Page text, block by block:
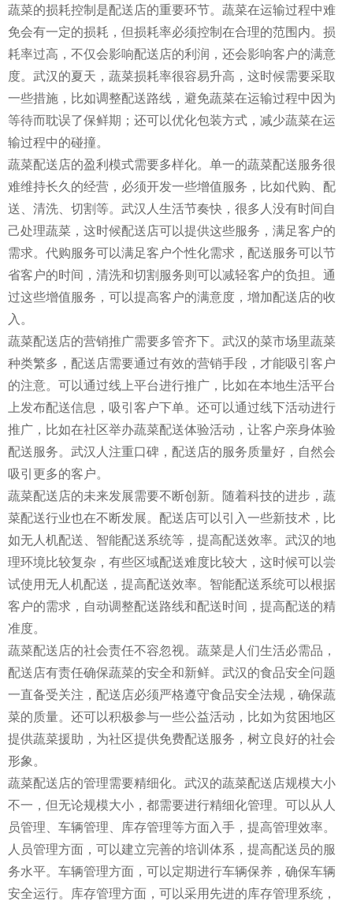
蔬菜的损耗控制是配送店的重要环节。蔬菜在运输过程中难
免会有一定的损耗，但损耗率必须控制在合理的范围内。损
耗率过高，不仅会影响配送店的利润，还会影响客户的满意
度。武汉的夏天，蔬菜损耗率很容易升高，这时候需要采取
一些措施，比如调整配送路线，避免蔬菜在运输过程中因为
等待而耽误了保鲜期；还可以优化包装方式，减少蔬菜在运
输过程中的碰撞。
蔬菜配送店的盈利模式需要多样化。单一的蔬菜配送服务很
难维持长久的经营，必须开发一些增值服务，比如代购、配
送、清洗、切割等。武汉人生活节奏快，很多人没有时间自
己处理蔬菜，这时候配送店可以提供这些服务，满足客户的
需求。代购服务可以满足客户个性化需求，配送服务可以节
省客户的时间，清洗和切割服务则可以减轻客户的负担。通
过这些增值服务，可以提高客户的满意度，增加配送店的收
入。
蔬菜配送店的营销推广需要多管齐下。武汉的菜市场里蔬菜
种类繁多，配送店需要通过有效的营销手段，才能吸引客户
的注意。可以通过线上平台进行推广，比如在本地生活平台
上发布配送信息，吸引客户下单。还可以通过线下活动进行
推广，比如在社区举办蔬菜配送体验活动，让客户亲身体验
配送服务。武汉人注重口碑，配送店的服务质量好，自然会
吸引更多的客户。
蔬菜配送店的未来发展需要不断创新。随着科技的进步，蔬
菜配送行业也在不断发展。配送店可以引入一些新技术，比
如无人机配送、智能配送系统等，提高配送效率。武汉的地
理环境比较复杂，有些区域配送难度比较大，这时候可以尝
试使用无人机配送，提高配送效率。智能配送系统可以根据
客户的需求，自动调整配送路线和配送时间，提高配送的精
准度。
蔬菜配送店的社会责任不容忽视。蔬菜是人们生活必需品，
配送店有责任确保蔬菜的安全和新鲜。武汉的食品安全问题
一直备受关注，配送店必须严格遵守食品安全法规，确保蔬
菜的质量。还可以积极参与一些公益活动，比如为贫困地区
提供蔬菜援助，为社区提供免费配送服务，树立良好的社会
形象。
蔬菜配送店的管理需要精细化。武汉的蔬菜配送店规模大小
不一，但无论规模大小，都需要进行精细化管理。可以从人
员管理、车辆管理、库存管理等方面入手，提高管理效率。
人员管理方面，可以建立完善的培训体系，提高配送员的服
务水平。车辆管理方面，可以定期进行车辆保养，确保车辆
安全运行。库存管理方面，可以采用先进的库存管理系统，